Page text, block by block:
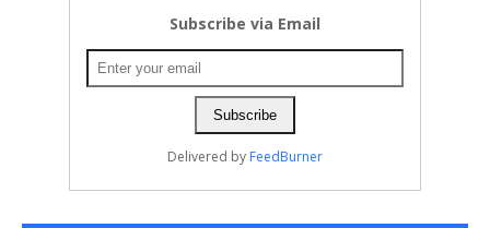
Subscribe via Email
Delivered by FeedBurner